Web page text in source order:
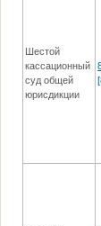
Шестой
кассационный
суд общей
юрисдикции